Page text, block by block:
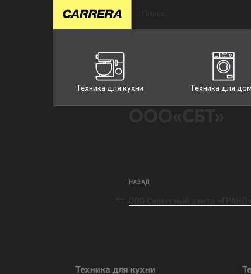
Техника для кухни Техника для
НАЗАД
Техника для кухни